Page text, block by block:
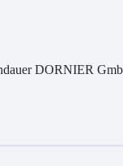
DORNIER